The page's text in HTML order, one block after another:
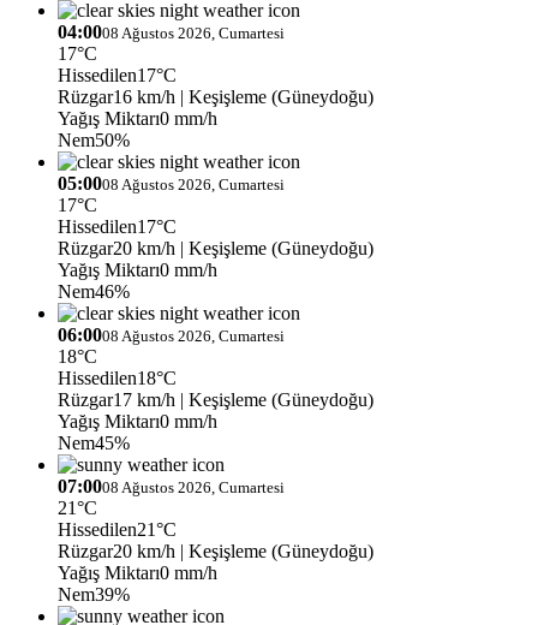
04:0008 Ağustos 2026, Cumartesi
17°C
Hissedilen17°C
Rüzgar16 km/h | Keşişleme (Güneydoğu)
Yağış Miktarı0 mm/h
Nem50%
05:0008 Ağustos 2026, Cumartesi
17°C
Hissedilen17°C
Rüzgar20 km/h | Keşişleme (Güneydoğu)
Yağış Miktarı0 mm/h
Nem46%
06:0008 Ağustos 2026, Cumartesi
18°C
Hissedilen18°C
Rüzgar17 km/h | Keşişleme (Güneydoğu)
Yağış Miktarı0 mm/h
Nem45%
07:0008 Ağustos 2026, Cumartesi
21°C
Hissedilen21°C
Rüzgar20 km/h | Keşişleme (Güneydoğu)
Yağış Miktarı0 mm/h
Nem39%